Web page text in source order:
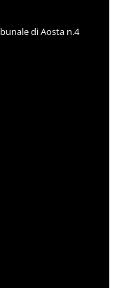
di Aosta n.4